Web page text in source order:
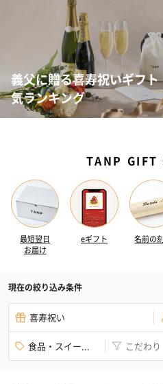
義父に贈る喜寿祝いギフ
気ランキング
TANP GIFT
最短翌日
お届け
eギフト 名前の
現在の絞り込み条件
喜寿祝い
食品・スイー... こだわり